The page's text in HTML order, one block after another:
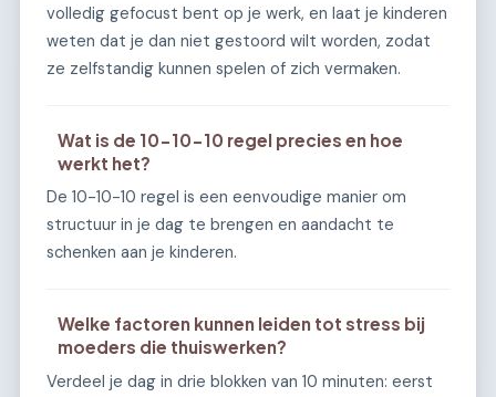
volledig gefocust bent op je werk, en laat je kinderen
weten dat je dan niet gestoord wilt worden, zodat
ze zelfstandig kunnen spelen of zich vermaken.
Wat is de 10-10-10 regel precies en hoe
werkt het?
De 10-10-10 regel is een eenvoudige manier om
structuur in je dag te brengen en aandacht te
schenken aan je kinderen.
Welke factoren kunnen leiden tot stress bij
moeders die thuiswerken?
Verdeel je dag in drie blokken van 10 minuten: eerst